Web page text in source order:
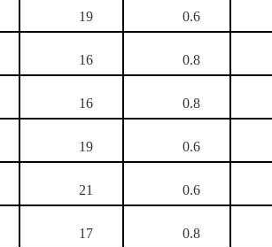
19 0.6
16 0.8
16 0.8
19 0.6
21 0.6
17 0.8